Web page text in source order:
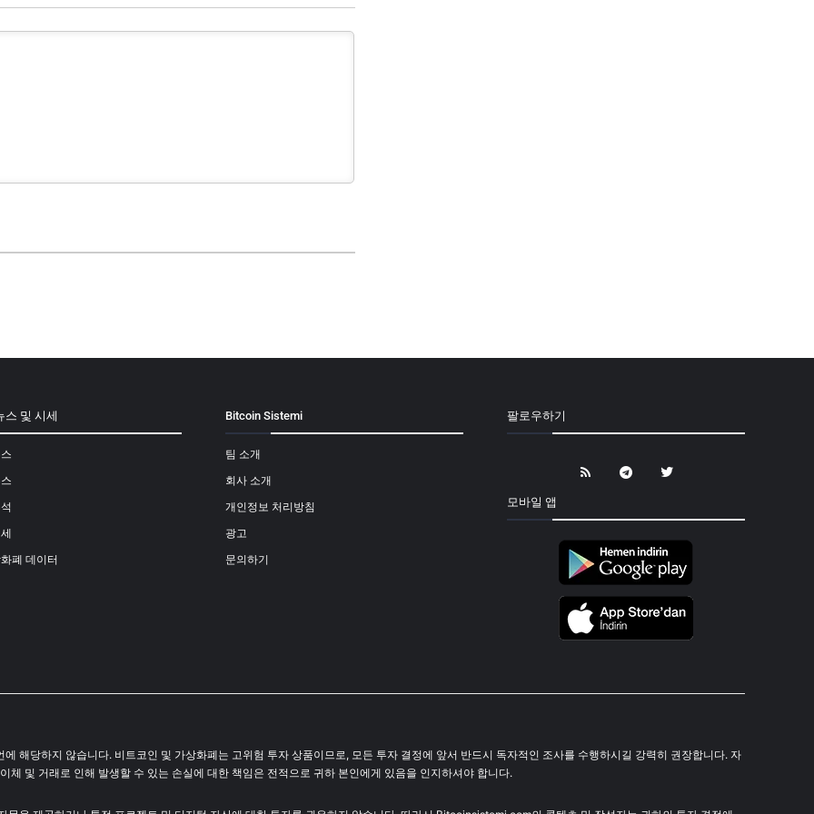
스 및 시세
폐 데이터
Bitcoin Sistemi
팀 소개
회사 소개
개인정보 처리방침
광고
문의하기
팔로우하기
모바일 앱
해당하지 않습니다. 비트코인 및 가상화폐는 고위험 투자 상품이므로, 모든 투자 결정에 앞서 반드시 독자적인 조사를 수행하시길 강력히 권장합니다. 자
체 및 거래로 인해 발생할 수 있는 손실에 대한 책임은 전적으로 귀하 본인에게 있음을 인지하셔야 합니다.